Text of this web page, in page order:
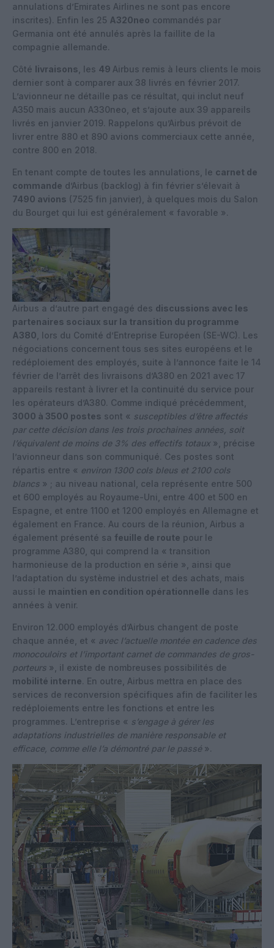
annulations d’Emirates Airlines ne sont pas encore
inscrites). Enfin les 25 A320neo commandés par
Germania ont été annulés après la faillite de la
compagnie allemande.
Côté livraisons , les 49 Airbus remis à leurs clients le mois
dernier sont à comparer aux 38 livrés en février 2017.
L’avionneur ne détaille pas ce résultat, qui inclut neuf
A350 mais aucun A330neo, et s’ajoute aux 39 appareils
livrés en janvier 2019. Rappelons qu’Airbus prévoit de
livrer entre 880 et 890 avions commerciaux cette année,
contre 800 en 2018.
En tenant compte de toutes les annulations, le carnet de
commande d’Airbus (backlog) à fin février s’élevait à
7490 avions (7525 fin janvier), à quelques mois du Salon
du Bourget qui lui est généralement « favorable ».
Airbus a d’autre part engagé des discussions avec les
partenaires sociaux sur la transition du programme
A380 , lors du Comité d’Entreprise Européen (SE-WC). Les
négociations concernent tous ses sites européens et le
redéploiement des employés, suite à l’annonce faite le 14
février de l’arrêt des livraisons d’A380 en 2021 avec 17
appareils restant à livrer et la continuité du service pour
les opérateurs d’A380. Comme indiqué précédemment,
3000 à 3500 postes sont « susceptibles d’être affectés
par cette décision dans les trois prochaines années, soit
l’équivalent de moins de 3% des effectifs totaux », précise
l’avionneur dans son communiqué. Ces postes sont
répartis entre « environ 1300 cols bleus et 2100 cols
blancs » ; au niveau national, cela représente entre 500
et 600 employés au Royaume-Uni, entre 400 et 500 en
Espagne, et entre 1100 et 1200 employés en Allemagne et
également en France. Au cours de la réunion, Airbus a
également présenté sa feuille de route pour le
programme A380, qui comprend la « transition
harmonieuse de la production en série », ainsi que
l’adaptation du système industriel et des achats, mais
aussi le maintien en condition opérationnelle dans les
années à venir.
Environ 12.000 employés d’Airbus changent de poste
chaque année, et « avec l’actuelle montée en cadence des
monocouloirs et l’important carnet de commandes de gros-
porteurs », il existe de nombreuses possibilités de
mobilité interne. En outre, Airbus mettra en place des
services de reconversion spécifiques afin de faciliter les
redéploiements entre les fonctions et entre les
programmes. L’entreprise « s’engage à gérer les
adaptations industrielles de manière responsable et
efficace, comme elle l’a démontré par le passé ».